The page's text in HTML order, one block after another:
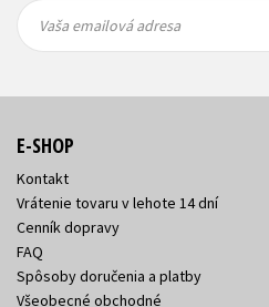
emailová
emailová
Vaša emailová adresa
E-SHOP
Kontakt
Vrátenie tovaru v lehote 14 dní
Cenník dopravy
FAQ
Spôsoby doručenia a platby
Všeobecné obchodné